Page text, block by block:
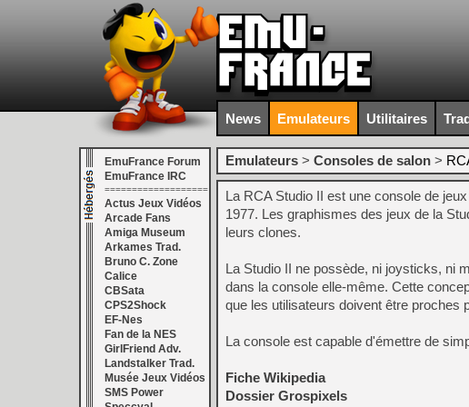
News Emulateurs Utilitaires
EmuFrance Forum
EmuFrance IRC
===================
Actus Jeux Vidéos
Arcade Fans
Amiga Museum
Arkames Trad.
Bruno C. Zone
Calice
CBSata
CPS2Shock
EF-Nes
Fan de la NES
GirlFriend Adv.
Landstalker Trad.
Musée Jeux Vidéos
SMS Power
Emulateurs > Consoles de salon >
La RCA Studio II est une console de
1977. Les graphismes des jeux de la
leurs clones.
La Studio II ne possède, ni joysticks, ni
dans la console elle-même. Cette
que les utilisateurs doivent être proches
La console est capable d'émettre de
Fiche Wikipedia
Dossier Grospixels